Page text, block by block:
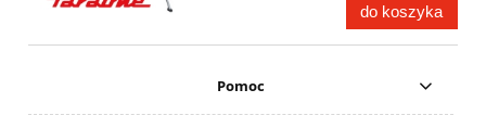
do koszyka
Pomoc